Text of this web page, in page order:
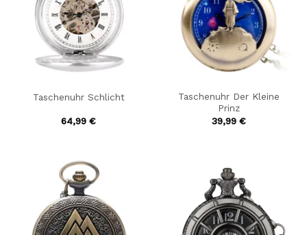
Taschenuhr Schlicht
64,99 €
Taschenuhr Der Kleine
Prinz
39,99 €